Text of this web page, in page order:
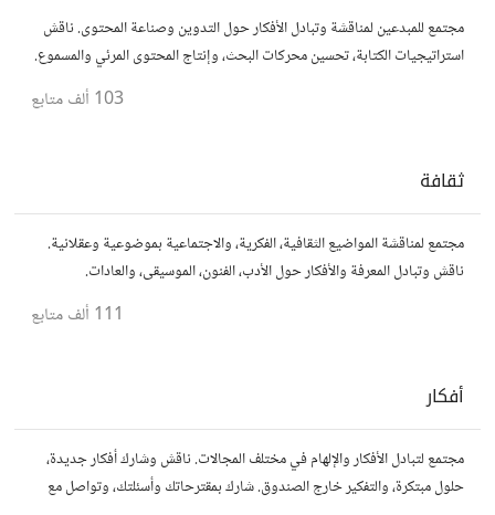
مجتمع للمبدعين لمناقشة وتبادل الأفكار حول التدوين وصناعة المحتوى. ناقش
استراتيجيات الكتابة، تحسين محركات البحث، وإنتاج المحتوى المرئي والمسموع.
103 ألف متابع
ثقافة
مجتمع لمناقشة المواضيع الثقافية، الفكرية، والاجتماعية بموضوعية وعقلانية.
ناقش وتبادل المعرفة والأفكار حول الأدب، الفنون، الموسيقى، والعادات.
111 ألف متابع
أفكار
مجتمع لتبادل الأفكار والإلهام في مختلف المجالات. ناقش وشارك أفكار جديدة،
حلول مبتكرة، والتفكير خارج الصندوق. شارك بمقترحاتك وأسئلتك، وتواصل مع